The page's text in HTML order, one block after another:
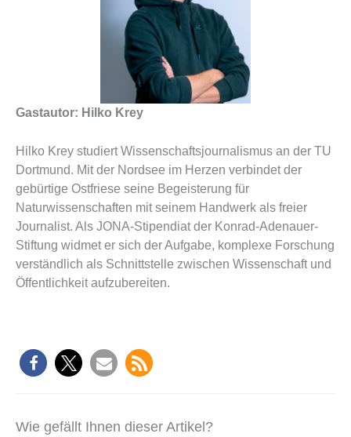
Gastautor: Hilko Krey
Hilko Krey studiert Wissenschaftsjournalismus an der TU
Dortmund. Mit der Nordsee im Herzen verbindet der
gebürtige Ostfriese seine Begeisterung für
Naturwissenschaften mit seinem Handwerk als freier
Journalist. Als JONA-Stipendiat der Konrad-Adenauer-
Stiftung widmet er sich der Aufgabe, komplexe Forschung
verständlich als Schnittstelle zwischen Wissenschaft und
Öffentlichkeit aufzubereiten.
Wie gefällt Ihnen dieser Artikel?